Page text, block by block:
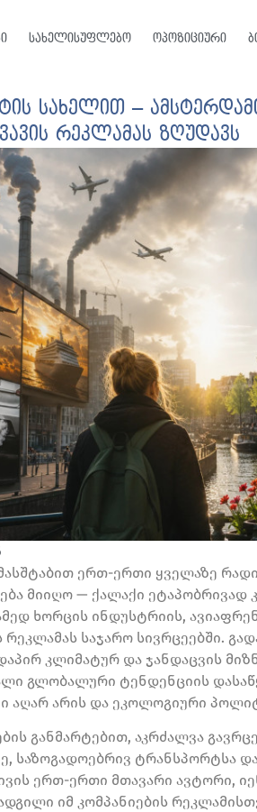
სახელისუფლებო ოპოზიციური
სახელით –
რეკლამას ზღუდავს
ერთ-ერთი ყველაზე
მიიღო — ქალაქი
ხორცის ინდუსტრიის,
საჯარო სივრცეებში.
კლიმატურ და ჯანდაცვის
გლობალური ტენდენციის
აღარ არის და ეკოლოგიური
განმარტებით, აკრძალვა
საზოგადოებრივ ტრანსპორტსა
ერთ-ერთი მთავარი ავტორი,
იმ კომპანიების